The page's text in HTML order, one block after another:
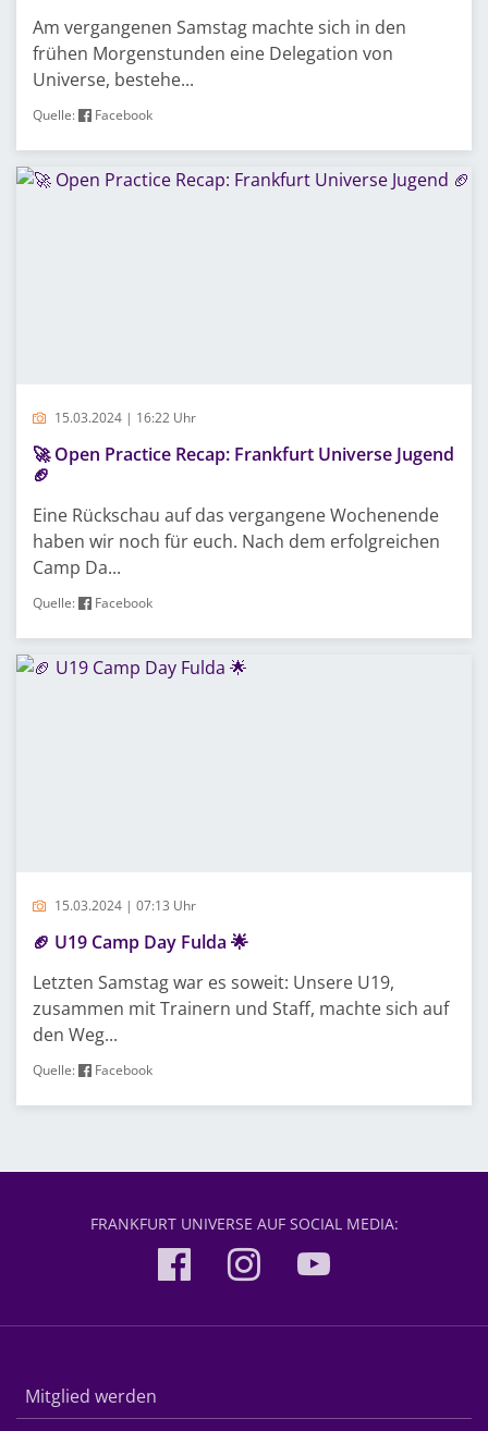
Am vergangenen Samstag machte sich in den
frühen Morgenstunden eine Delegation von
Universe, bestehe...
Quelle: Facebook
15.03.2024 | 16:22 Uhr
🚀 Open Practice Recap: Frankfurt Universe Jugend
🏈
Eine Rückschau auf das vergangene Wochenende
haben wir noch für euch. Nach dem erfolgreichen
Camp Da...
Quelle: Facebook
15.03.2024 | 07:13 Uhr
🏈 U19 Camp Day Fulda 🌟
Letzten Samstag war es soweit: Unsere U19,
zusammen mit Trainern und Staff, machte sich auf
den Weg...
Quelle: Facebook
FRANKFURT UNIVERSE AUF SOCIAL MEDIA:
Mitglied werden